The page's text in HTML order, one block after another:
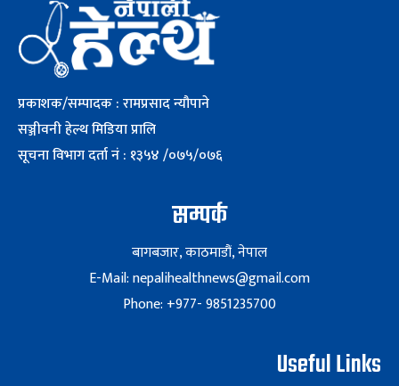
प्रकाशक/सम्पादक : रामप्रसाद न्यौपाने
सञ्जीवनी हेल्थ मिडिया प्रालि
सूचना विभाग दर्ता नं : १३५४ /०७५/०७६
सम्पर्क
बागबजार, काठमाडौं, नेपाल
E-Mail: nepalihealthnews@gmail.com
Phone: +977- 9851235700
Useful Links